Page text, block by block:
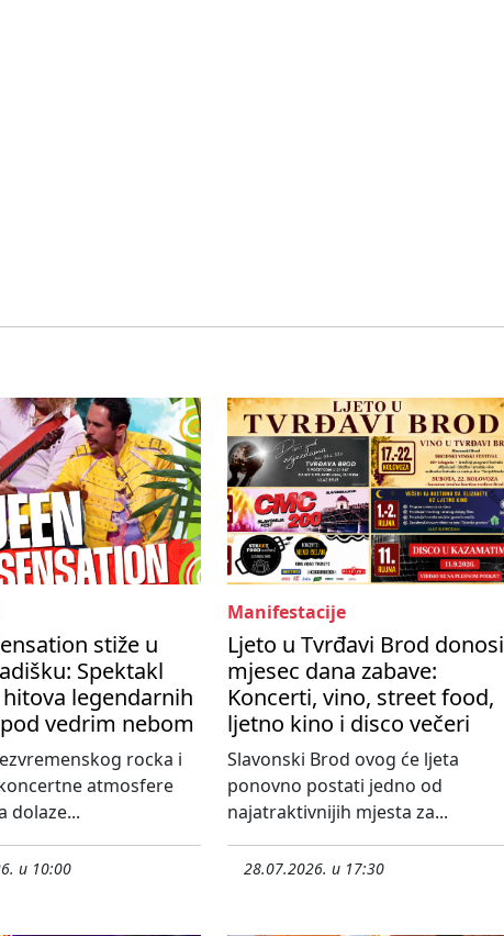
stiže u
Spektakl
legendarnih
vedrim nebom
rocka i
atmosfere
dolaze...
u 10:00
Manifestacije
Ljeto u Tvrđavi Brod donosi
mjesec dana zabave:
Koncerti, vino, street food,
ljetno kino i disco večeri
Slavonski Brod ovog će ljeta
ponovno postati jedno od
najatraktivnijih mjesta za...
28.07.2026. u 17:30